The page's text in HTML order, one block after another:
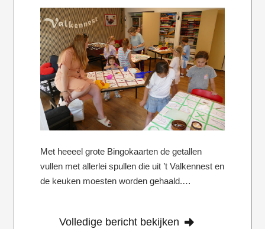
Met heeeel grote Bingokaarten de getallen
vullen met allerlei spullen die uit ’t Valkennest en
de keuken moesten worden gehaald.…
Volledige bericht bekijken